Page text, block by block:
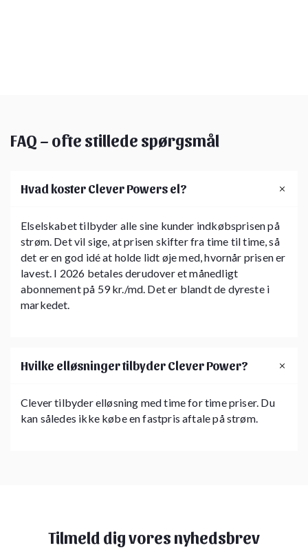
FAQ – ofte stillede spørgsmål
Hvad koster Clever Powers el?
Elselskabet tilbyder alle sine kunder indkøbsprisen på
strøm. Det vil sige, at prisen skifter fra time til time, så
det er en god idé at holde lidt øje med, hvornår prisen er
lavest. I 2026 betales derudover et månedligt
abonnement på 59 kr./md. Det er blandt de dyreste i
markedet.
Hvilke elløsninger tilbyder Clever Power?
Clever tilbyder elløsning med time for time priser. Du
kan således ikke købe en fastpris aftale på strøm.
Tilmeld dig vores nyhedsbrev